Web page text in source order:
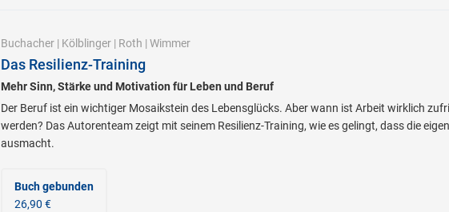
Buchacher| Kölblinger| Roth | Wimmer
Das Resilienz-Training
Mehr Sinn, Stärke und Motivation für Leben und Beruf
Der Beruf ist ein wichtiger Mosaikstein des Lebensglücks. Aber wann ist Arbeit wirklich
werden? Das Autorenteam zeigt mit seinem Resilienz-Training, wie es gelingt, dass die
ausmacht.
Buch gebunden
26,90 €